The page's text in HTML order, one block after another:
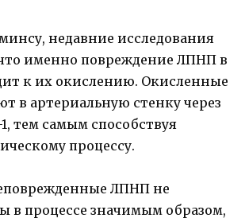
недавние исследования
именно повреждение ЛПНП в
к их окислению. Окисленные
в артериальную стенку через
1, тем самым способствуя
процессу.
ЛПНП не
в процессе значимым образом,